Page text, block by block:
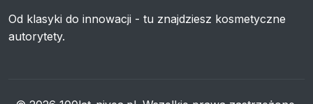
Od klasyki do innowacji - tu znajdziesz kosmetyczne
autorytety.